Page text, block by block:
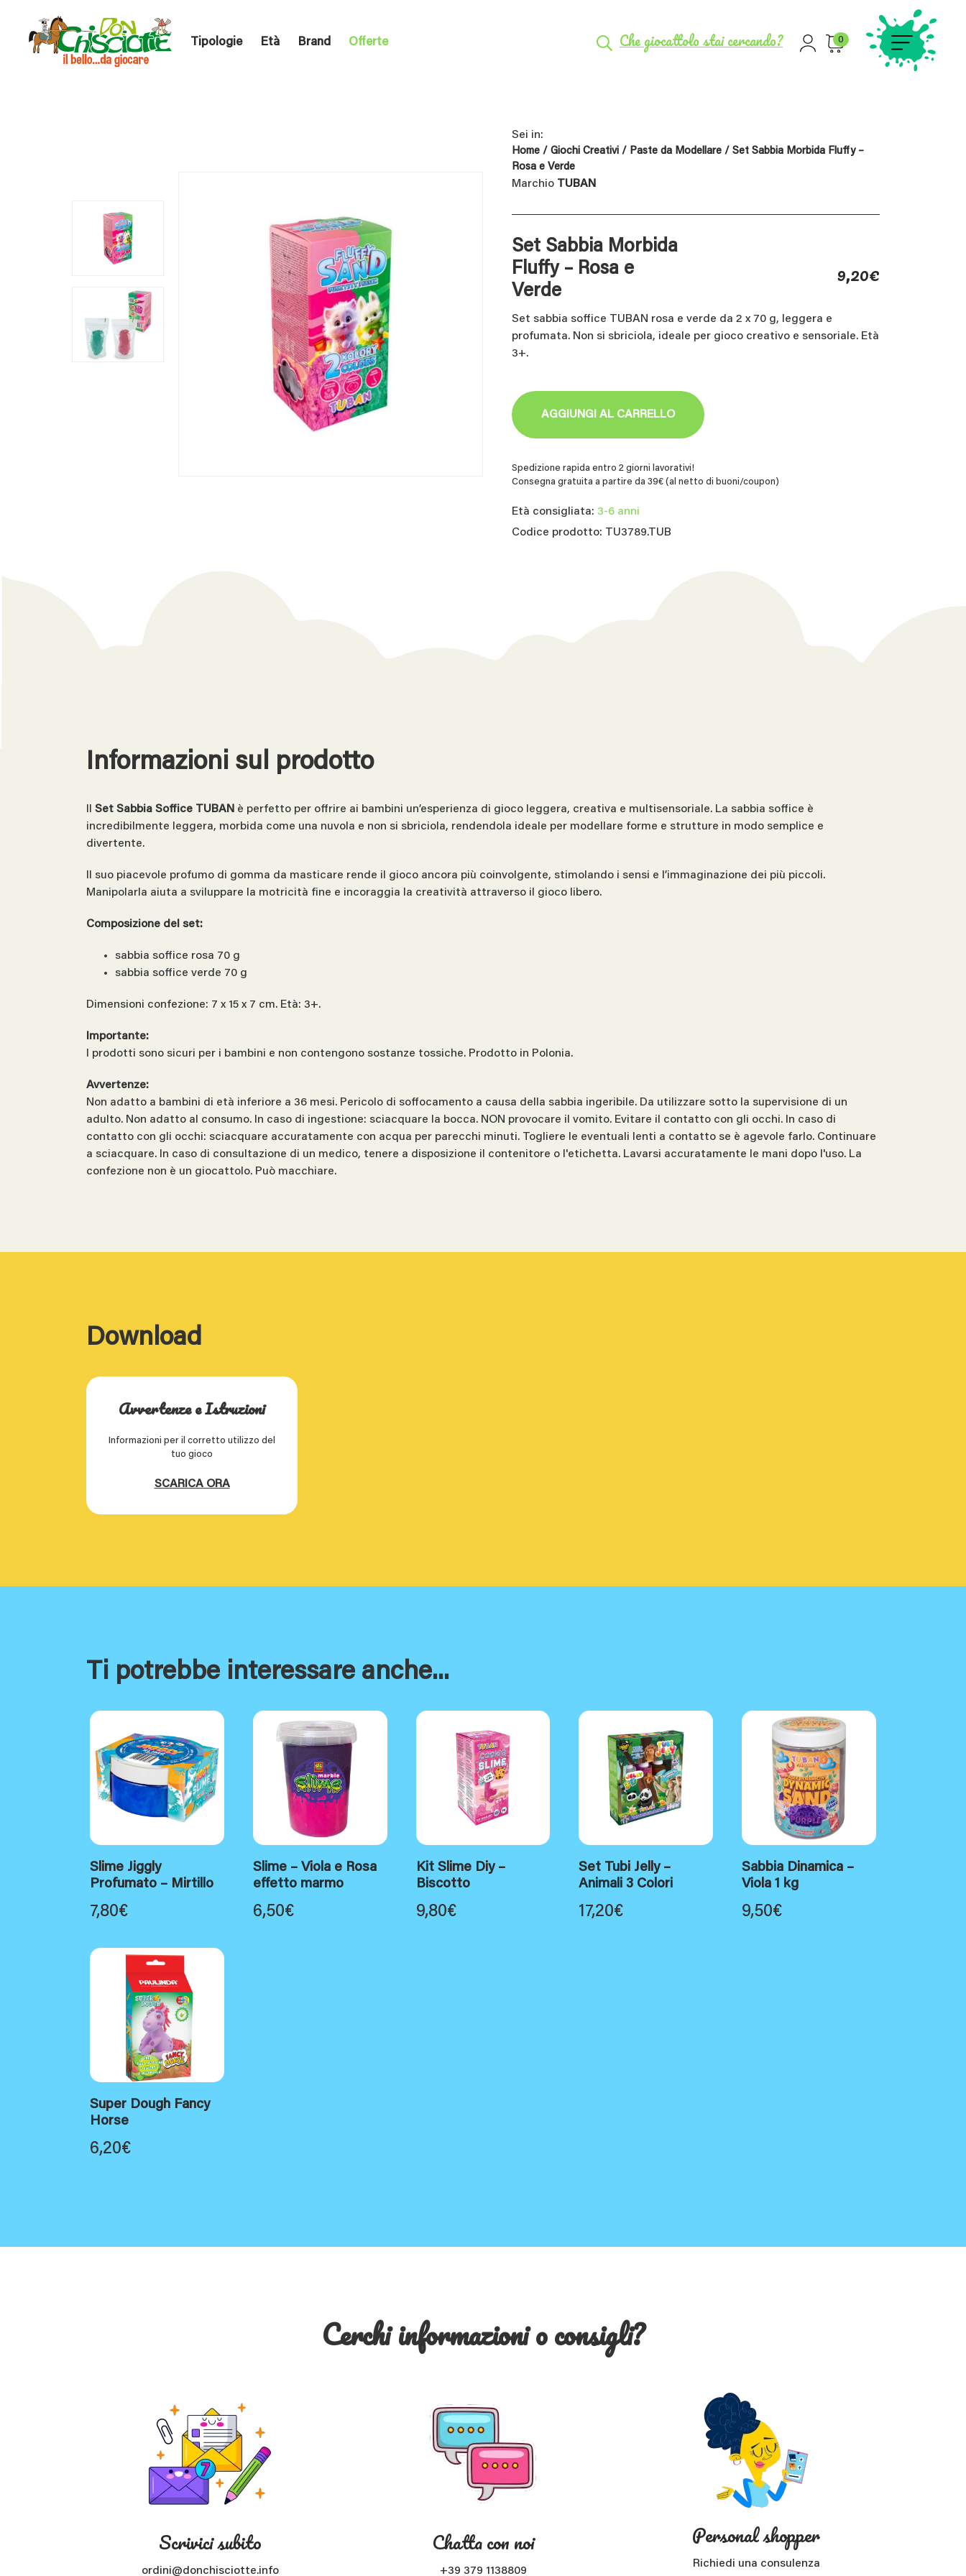
Tipologie Età Brand Offerte Che giocattolo stai cercando? 0
Sei in:
Home / Giochi Creativi / Paste da Modellare / Set Sabbia Morbida Fluffy –
Rosa e Verde
Marchio TUBAN
Set Sabbia Morbida
Fluffy – Rosa e
Verde
9,20€
Set sabbia soffice TUBAN rosa e verde da 2 x 70 g, leggera e
profumata. Non si sbriciola, ideale per gioco creativo e sensoriale. Età
3+.
AGGIUNGI AL CARRELLO
Spedizione rapida entro 2 giorni lavorativi!
Consegna gratuita a partire da 39€ (al netto di buoni/coupon)
Età consigliata: 3-6 anni
Codice prodotto: TU3789.TUB
Informazioni sul prodotto
Il Set Sabbia Soffice TUBAN è perfetto per offrire ai bambini un’esperienza di gioco leggera, creativa e multisensoriale. La sabbia soffice è
incredibilmente leggera, morbida come una nuvola e non si sbriciola, rendendola ideale per modellare forme e strutture in modo semplice e
divertente.
Il suo piacevole profumo di gomma da masticare rende il gioco ancora più coinvolgente, stimolando i sensi e l’immaginazione dei più piccoli.
Manipolarla aiuta a sviluppare la motricità fine e incoraggia la creatività attraverso il gioco libero.
Composizione del set:
sabbia soffice rosa 70 g
sabbia soffice verde 70 g
Dimensioni confezione: 7 x 15 x 7 cm. Età: 3+.
Importante:
I prodotti sono sicuri per i bambini e non contengono sostanze tossiche. Prodotto in Polonia.
Avvertenze:
Non adatto a bambini di età inferiore a 36 mesi. Pericolo di soffocamento a causa della sabbia ingeribile. Da utilizzare sotto la supervisione di un
adulto. Non adatto al consumo. In caso di ingestione: sciacquare la bocca. NON provocare il vomito. Evitare il contatto con gli occhi. In caso di
contatto con gli occhi: sciacquare accuratamente con acqua per parecchi minuti. Togliere le eventuali lenti a contatto se è agevole farlo. Continuare
a sciacquare. In caso di consultazione di un medico, tenere a disposizione il contenitore o l'etichetta. Lavarsi accuratamente le mani dopo l'uso. La
confezione non è un giocattolo. Può macchiare.
Download
Avvertenze e Istruzioni
Informazioni per il corretto utilizzo del
tuo gioco
SCARICA ORA
Ti potrebbe interessare anche...
Slime Jiggly
Profumato – Mirtillo
7,80€
Slime – Viola e Rosa
effetto marmo
6,50€
Kit Slime Diy –
Biscotto
9,80€
Set Tubi Jelly –
Animali 3 Colori
17,20€
Sabbia Dinamica –
Viola 1 kg
9,50€
Super Dough Fancy
Horse
6,20€
Cerchi informazioni o consigli?
Scrivici subito
ordini@donchisciotte.info
Chatta con noi
+39 379 1138809
Personal shopper
Richiedi una consulenza